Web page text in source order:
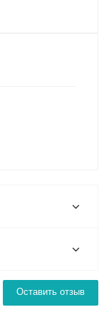
Оставить отзыв